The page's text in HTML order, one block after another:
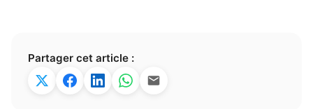
Partager cet article :